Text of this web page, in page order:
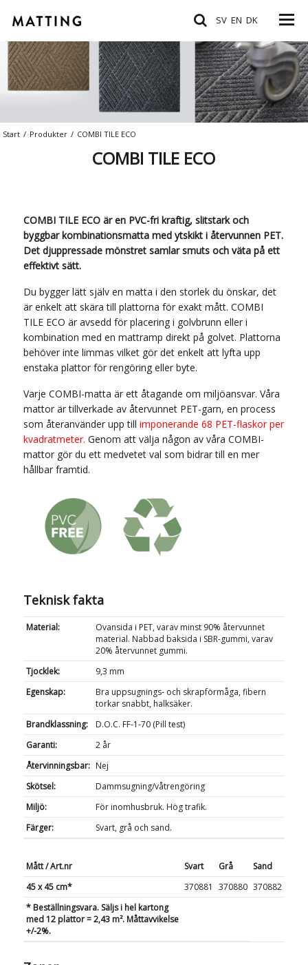
SV EN DK
Start / Produkter / COMBI TILE ECO
COMBI TILE ECO
COMBI TILE ECO är en PVC-fri kraftig, slitstark och
byggbar kombinationsmatta med ytskikt i återvunnen PET.
Det djuppressade mönstret samlar smuts och väta på ett
effektivt sätt.
Du bygger lätt själv en matta i den storlek du önskar, det
är enkelt att skära till plattorna för exakt mått. COMBI
TILE ECO är avsedd för placering i golvbrunn eller i
kombination med en mattramp direkt på golvet. Plattorna
behöver inte limmas vilket gör det enkelt att lyfta upp
enstaka plattor för rengöring eller byte.
Varje COMBI-matta är ett åtagande om miljöansvar. Våra
mattor är tillverkade av återvunnet PET-garn, en process
som återanvänder upp till imponerande 68 PET-flaskor per
kvadratmeter. Genom att välja någon av våra COMBI-
mattor gör du ett medvetet val som bidrar till en mer
hållbar framtid.
Teknisk fakta
Material:
Ovansida i PET, varav minst 90% återvunnet
material. Nabbad baksida i SBR-gummi, varav
20% återvunnet gummi.
Tjocklek:
9,3 mm
Egenskap:
Bra uppsugnings- och skrapförmåga, fibern
torkar snabbt, halksäker.
Brandklassning:
D.O.C. FF-1-70 (Pill test)
Garanti:
2 år
Återvinningsbar: Nej
Skötsel:
Dammsugning/våtrengöring
Miljö:
För inomhusbruk. Hög trafik.
Färger:
Svart, grå och sand.
Mått / Art.nr Svart Grå
Sand
45 x 45 cm*
370881 370880 370882
* Beställningsvara. Säljs i hel kartong
med 12 plattor = 2,43 m². Måttavvikelse
+/-2%.